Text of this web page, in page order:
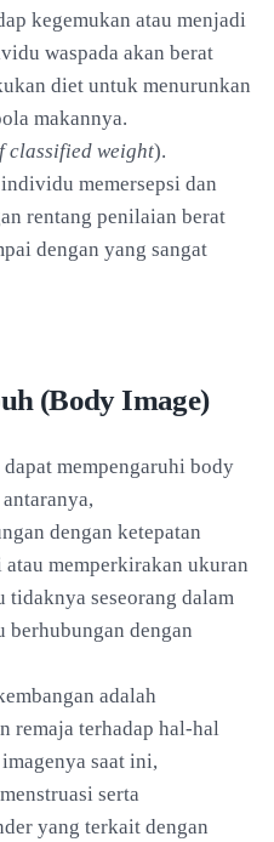
kegemukan atau menjadi
waspada akan berat
diet untuk menurunkan
makannya.
classified weight).
memersepsi dan
rentang penilaian berat
dengan yang sangat
(Body Image)
mempengaruhi body
dengan ketepatan
atau memperkirakan ukuran
tidaknya seseorang dalam
dengan
adalah
remaja terhadap hal-hal
saat ini,
serta
yang terkait dengan